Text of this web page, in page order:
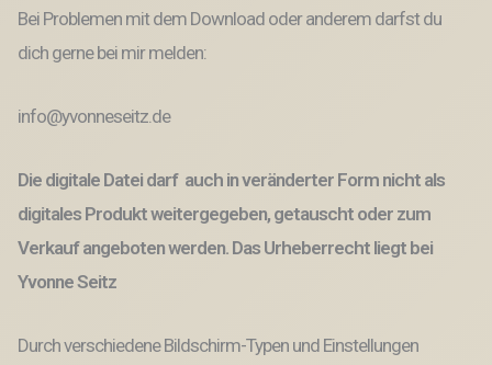
Bei Problemen mit dem Download oder anderem darfst du
dich gerne bei mir melden:
info@yvonneseitz.de
Die digitale Datei darf auch in veränderter Form nicht als
digitales Produkt weitergegeben, getauscht oder zum
Verkauf angeboten werden. Das Urheberrecht liegt bei
Yvonne Seitz
Durch verschiedene Bildschirm-Typen und Einstellungen